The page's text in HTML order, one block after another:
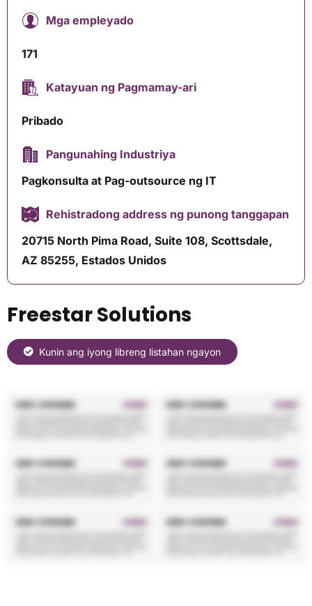
Mga empleyado
171
Katayuan ng Pagmamay-ari
Pribado
Pangunahing Industriya
Pagkonsulta at Pag-outsource ng IT
Rehistradong address ng punong tanggapan
20715 North Pima Road, Suite 108, Scottsdale,
AZ 85255, Estados Unidos
Freestar Solutions
Kunin ang iyong libreng listahan ngayon